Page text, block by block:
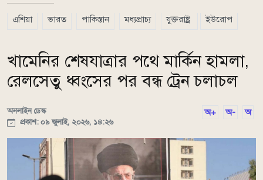
এশিয়া ভারত পাকিস্তান মধ্যপ্রাচ্য যুক্তরাষ্ট্র ইউরোপ
খামেনির শেষযাত্রার পথে মার্কিন হামলা,
রেলসেতু ধ্বংসের পর বন্ধ ট্রেন চলাচল
অনলাইন ডেস্ক
প্রকাশ: ০৯ জুলাই, ২০২৬, ১৪:২৬
অ+ অ- অ